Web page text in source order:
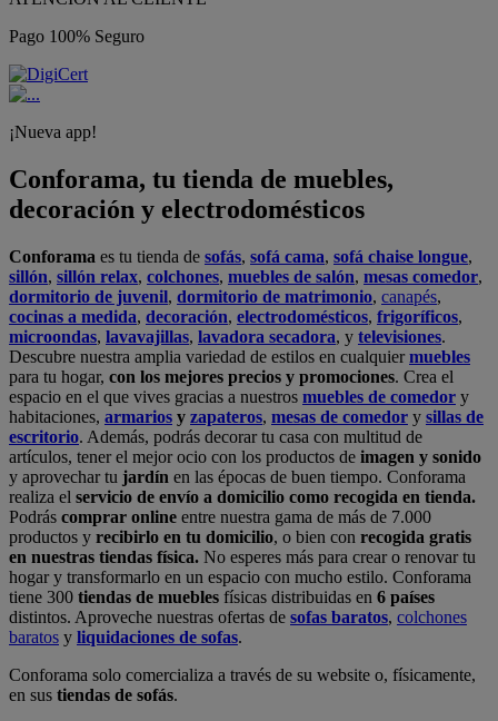
Pago 100% Seguro
¡Nueva app!
Conforama, tu tienda de muebles,
decoración y electrodomésticos
Conforama es tu tienda de sofás, sofá cama, sofá chaise longue,
sillón, sillón relax, colchones, muebles de salón, mesas comedor,
dormitorio de juvenil, dormitorio de matrimonio, canapés,
cocinas a medida, decoración, electrodomésticos, frigoríficos,
microondas, lavavajillas, lavadora secadora, y televisiones.
Descubre nuestra amplia variedad de estilos en cualquiermuebles
para tu hogar, con los mejores precios y promociones. Crea el
espacio en el que vives gracias a nuestros muebles de comedor y
habitaciones, armarios y zapateros, mesas de comedor y sillas de
escritorio. Además, podrás decorar tu casa con multitud de
artículos, tener el mejor ocio con los productos de imagen y sonido
y aprovechar tu jardín en las épocas de buen tiempo. Conforama
realiza el servicio de envío a domicilio como recogida en tienda.
Podrás comprar online entre nuestra gama de más de 7.000
productos y recibirlo en tu domicilio, o bien con recogida gratis
en nuestras tiendas física. No esperes más para crear o renovar tu
hogar y transformarlo en un espacio con mucho estilo. Conforama
tiene 300 tiendas de muebles físicas distribuidas en 6 países
distintos. Aproveche nuestras ofertas de sofas baratos, colchones
baratos y liquidaciones de sofas.
Conforama solo comercializa a través de su website o, físicamente,
en sus tiendas de sofás.